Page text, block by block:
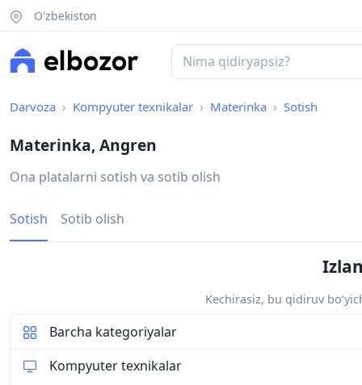
O'zbekiston
Darvoza Kompyuter texnikalar Materinka Sotish
Materinka, Angren
Ona platalarni sotish va sotib olish
Sotish Sotib olish
Kechirasiz, bu qidiruv
Barcha kategoriyalar
Kompyuter texnikalar